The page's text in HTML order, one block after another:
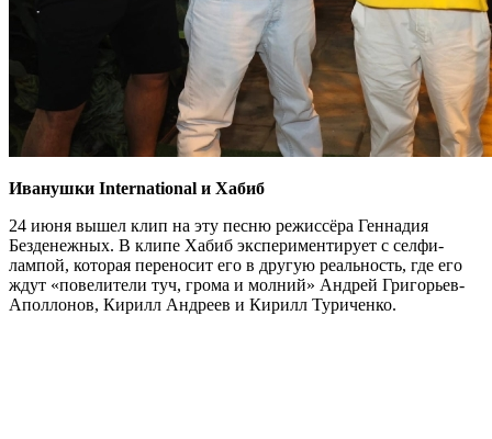
Иванушки International и Хабиб
24 июня вышел клип на эту песню режиссёра Геннадия
Безденежных. В клипе Хабиб экспериментирует с селфи-
лампой, которая переносит его в другую реальность, где его
ждут «повелители туч, грома и молний» Андрей Григорьев-
Аполлонов, Кирилл Андреев и Кирилл Туриченко.